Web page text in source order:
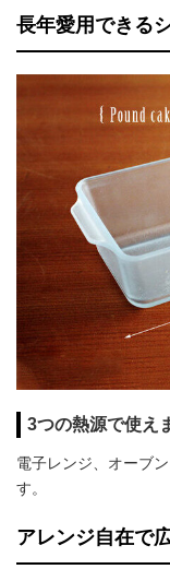
長年愛用できる
3つの熱源で使え
電子レンジ、オーブ
す。
アレンジ自在で